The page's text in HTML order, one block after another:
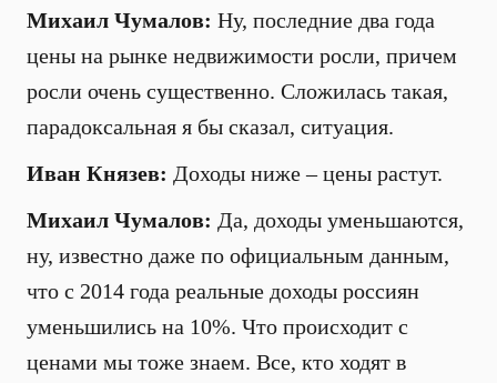
Михаил Чумалов: Ну, последние два года
цены на рынке недвижимости росли, причем
росли очень существенно. Сложилась такая,
парадоксальная я бы сказал, ситуация.
Иван Князев: Доходы ниже – цены растут.
Михаил Чумалов: Да, доходы уменьшаются,
ну, известно даже по официальным данным,
что с 2014 года реальные доходы россиян
уменьшились на 10%. Что происходит с
ценами мы тоже знаем. Все, кто ходят в